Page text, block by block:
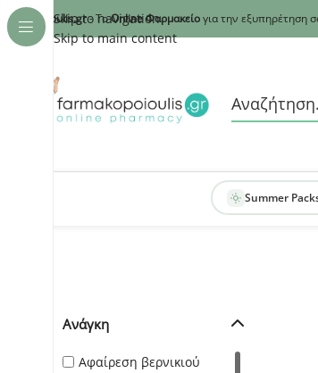
Skip to navigation
Skip to main content
- ΤοOnline Φαρμακείογια την εξυπηρέτηση
Summer
Ανάγκη
Αφαίρεση βερνικιού